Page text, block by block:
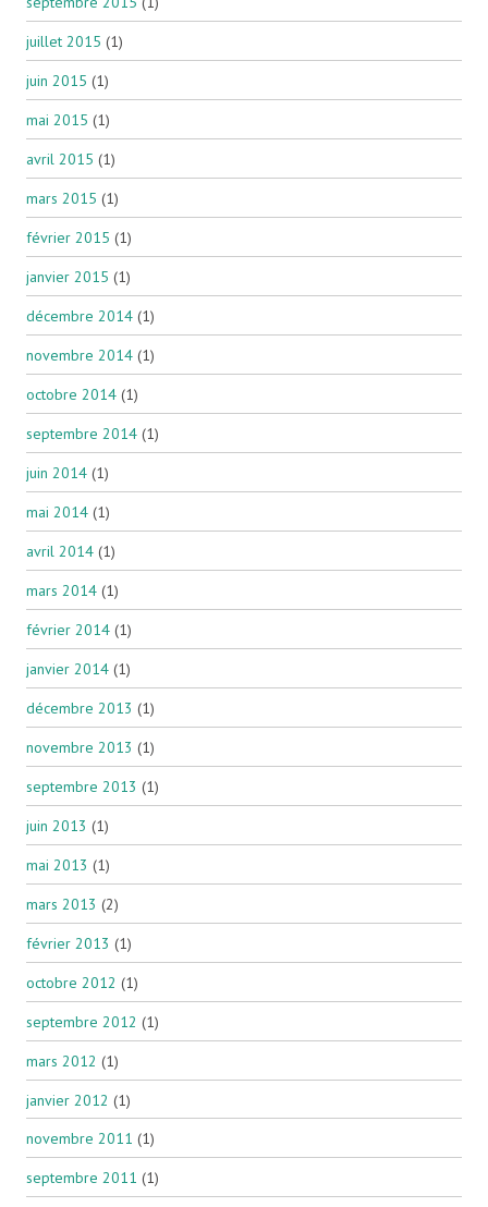
juillet 2015 (1)
juin 2015 (1)
mai 2015 (1)
avril 2015 (1)
mars 2015 (1)
février 2015 (1)
janvier 2015 (1)
décembre 2014 (1)
novembre 2014 (1)
octobre 2014 (1)
septembre 2014 (1)
juin 2014 (1)
mai 2014 (1)
avril 2014 (1)
mars 2014 (1)
février 2014 (1)
janvier 2014 (1)
décembre 2013 (1)
novembre 2013 (1)
septembre 2013 (1)
juin 2013 (1)
mai 2013 (1)
mars 2013 (2)
février 2013 (1)
octobre 2012 (1)
septembre 2012 (1)
mars 2012 (1)
janvier 2012 (1)
novembre 2011 (1)
septembre 2011 (1)